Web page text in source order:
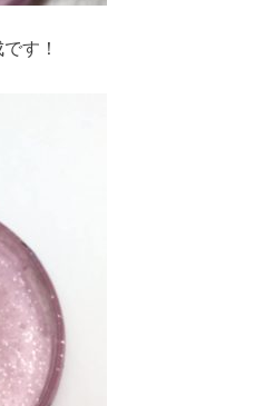
す！